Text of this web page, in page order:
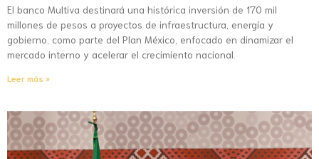
El banco Multiva destinará una histórica inversión de 170 mil
millones de pesos a proyectos de infraestructura, energía y
gobierno, como parte del Plan México, enfocado en dinamizar el
mercado interno y acelerar el crecimiento nacional.
Leer más »